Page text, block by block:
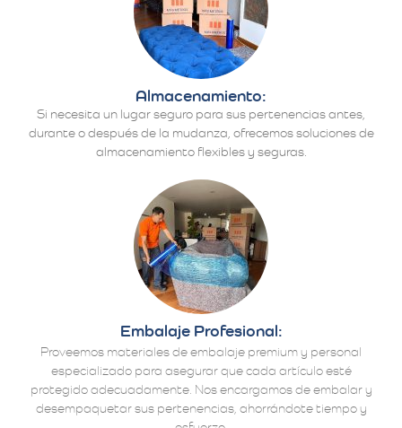
Almacenamiento:
Si necesita un lugar seguro para sus pertenencias antes,
durante o después de la mudanza, ofrecemos soluciones de
almacenamiento flexibles y seguras.
Embalaje Profesional:
Proveemos materiales de embalaje premium y personal
especializado para asegurar que cada artículo esté
protegido adecuadamente. Nos encargamos de embalar y
desempaquetar sus pertenencias, ahorrándote tiempo y